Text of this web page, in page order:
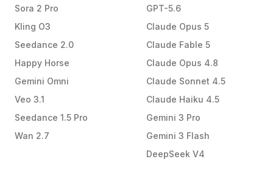
Sora 2 Pro
Kling O3
Seedance 2.0
Happy Horse
Gemini Omni
Veo 3.1
Seedance 1.5 Pro
Wan 2.7
GPT-5.6
Claude Opus 5
Claude Fable 5
Claude Opus 4.8
Claude Sonnet 4.5
Claude Haiku 4.5
Gemini 3 Pro
Gemini 3 Flash
DeepSeek V4